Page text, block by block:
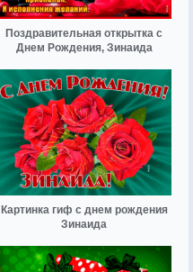
Поздравительная открытка с
Днем Рождения, Зинаида
Картинка гиф с днем рождения
Зинаида